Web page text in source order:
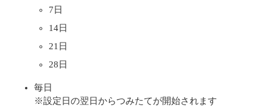
7日
14日
21日
28日
毎日
※設定日の翌日からつみたてが開始されます